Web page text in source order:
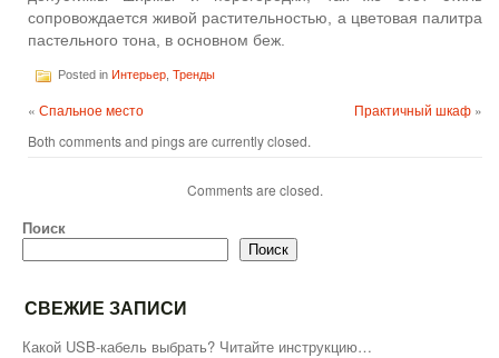
сопровождается живой растительностью, а цветовая палитра
пастельного тона, в основном беж.
Posted in Интерьер Тренды
« Спальное место Практичный шкаф »
Both comments and pings are currently closed.
Comments are closed.
Поиск
Поиск
СВЕЖИЕ ЗАПИСИ
Какой USB-кабель выбрать? Читайте инструкцию…